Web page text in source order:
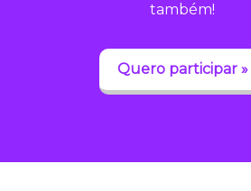
também!
Quero participar »